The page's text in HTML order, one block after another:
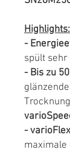
Highlights:
-
spült
- Bis zu
-
maximale